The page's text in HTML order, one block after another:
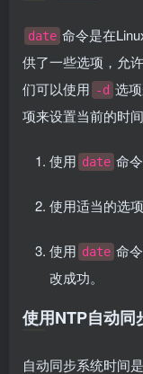
date 命令是在
供了一些选项，允
们可以使用 -d 选
项来设置当前的时
使用 date 命
使用适当的选
使用 date 命
改成功。
使用NTP自动同
自动同步系统时间